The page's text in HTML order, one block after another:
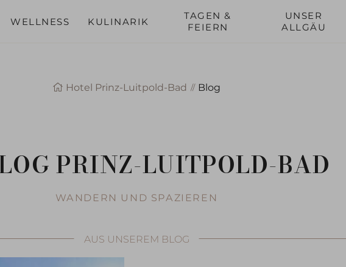
WELLNESS KULINARIK
TAGEN &
FEIERN
UNSER
ALLGÄU
Buchen Gutschein
Hotel Prinz-Luitpold-Bad Blog
PRINZ-LUITPOLD-BAD
WANDERN UND SPAZIEREN
AUS UNSEREM BLOG